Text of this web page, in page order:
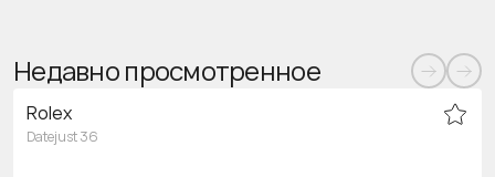
Недавно просмотренное
Rolex
Datejust 36